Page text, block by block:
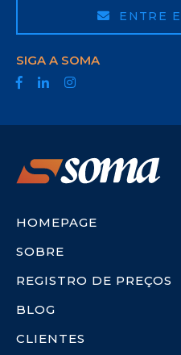
ENTRE
SIGA A SOMA
HOMEPAGE
SOBRE
REGISTRO DE PREÇOS
BLOG
CLIENTES